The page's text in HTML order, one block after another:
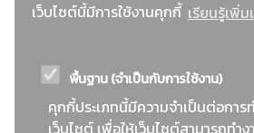
เว็บไซต์นี้มีการใช้งานคุกกี้ เรียนรู้เพิ่ม
พื้นฐาน (จำเป็นกับการใช้งาน)
คุกกี้ประเภทนี้มีความจำเป็นต่อการ
: วิธีเฉพาะเจาะจง
ข่าวสาร/ประกาศ